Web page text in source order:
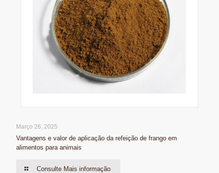
Março 26, 2025
Vantagens e valor de aplicação da refeição de frango em
alimentos para animais
Consulte Mais informação